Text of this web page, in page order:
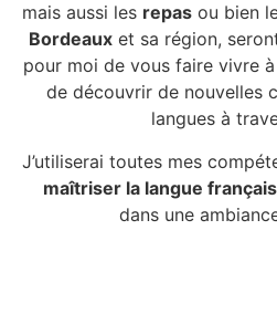
mais aussi les repas ou bien
Bordeaux et sa région,
pour moi de vous faire vivre
de découvrir de nouvelles
langues à
J’utiliserai toutes mes
maîtriser la langue
dans une